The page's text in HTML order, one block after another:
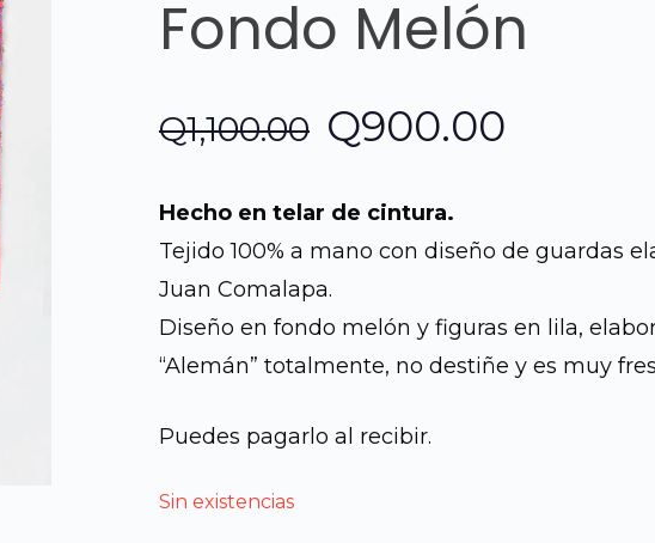
Fondo Melón
Q1,100.00 El
original
era:
Q1,100.00.
Q900.00
actual
es:
Hecho en telar de cintura.
Tejido 100% a mano con diseño de guardas
Juan Comalapa.
Diseño en fondo melón y figuras en lila,
“Alemán” totalmente, no destiñe y es muy
Puedes pagarlo al recibir.
Sin existencias